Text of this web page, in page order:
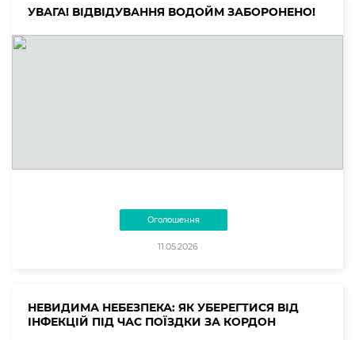
УВАГА! ВІДВІДУВАННЯ ВОДОЙМ ЗАБОРОНЕНО!
Оголошення
11.05.2026
НЕВИДИМА НЕБЕЗПЕКА: ЯК УБЕРЕГТИСЯ ВІД
ІНФЕКЦІЙ ПІД ЧАС ПОЇЗДКИ ЗА КОРДОН